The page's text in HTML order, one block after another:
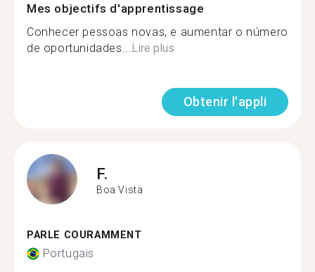
Mes objectifs d'apprentissage
Conhecer pessoas novas, e aumentar o número
de oportunidades... Lire plus
Obtenir l'appli
F.
Boa Vista
PARLE COURAMMENT
Portugais